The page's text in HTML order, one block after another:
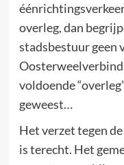
overleg, dan
stadsbestuur geen
voldoende
geweest…
Het verzet tegen
is terecht. Het